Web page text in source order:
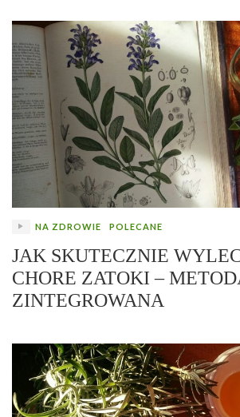
NA ZDROWIE POLECANE
JAK SKUTECZNIE
CHORE ZATOKI –
ZINTEGROWANA